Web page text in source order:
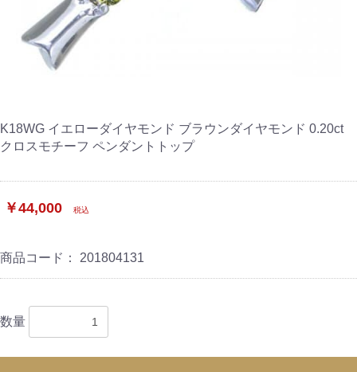
K18WG イエローダイヤモンド ブラウンダイヤモンド 0.20ct
クロスモチーフ ペンダントトップ
￥44,000 税込
商品コード： 201804131
数量